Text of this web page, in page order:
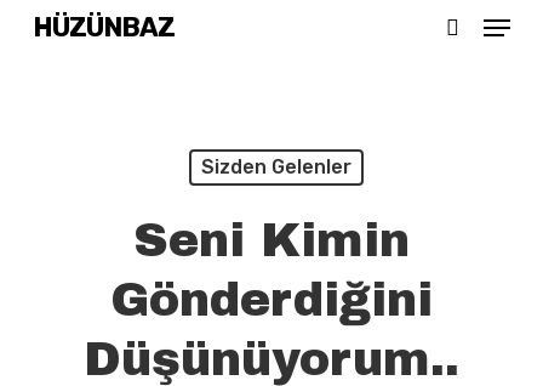
SkipHÜZÜNBAZ Menu
Sizden Gelenler
Seni Kimin
Gönderdiğini
Düşünüyorum..